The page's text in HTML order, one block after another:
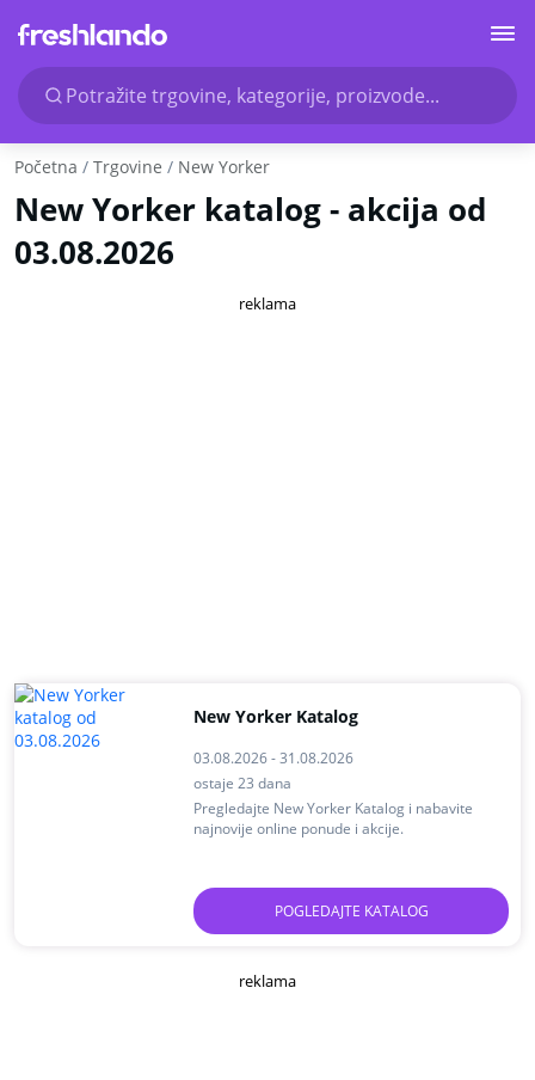
Potražite trgovine, kategorije, proizvode...
Početna Trgovine New Yorker
New Yorker katalog - akcija od
03.08.2026
reklama
New Yorker Katalog
03.08.2026 - 31.08.2026
ostaje 23 dana
Pregledajte New Yorker Katalog i nabavite
najnovije online ponude i akcije.
POGLEDAJTE KATALOG
reklama